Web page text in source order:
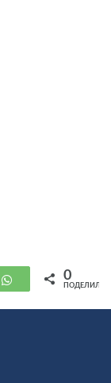
WhatsApp
0